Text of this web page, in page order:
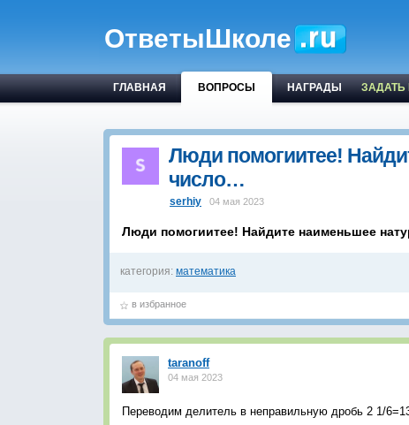
ОтветыШколе
ГЛАВНАЯ ВОПРОСЫ НАГРАДЫ ЗАДАТЬ
Люди помогиитее!
число…
serhiy 04 мая 2023
Люди помогиитее! Найдите наименьшее
категория: математика
в избранное
taranoff
04 мая 2023
Переводим делитель в неправильную дробь 2 1/